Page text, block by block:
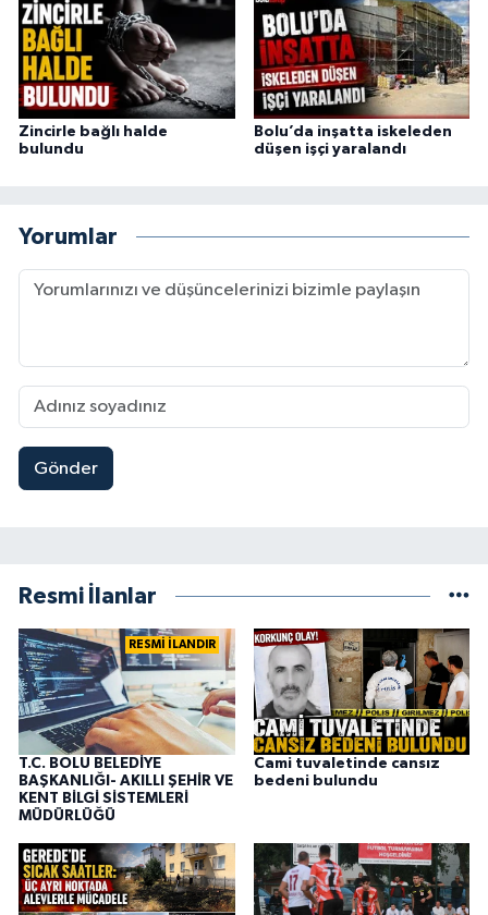
Zincirle bağlı halde
bulundu
Bolu’da inşatta iskeleden
düşen işçi yaralandı
Yorumlar
Gönder
Resmi İlanlar
RESMİ İLANDIR
T.C. BOLU BELEDİYE
BAŞKANLIĞI- AKILLI ŞEHİR VE
KENT BİLGİ SİSTEMLERİ
MÜDÜRLÜĞÜ
Cami tuvaletinde cansız
bedeni bulundu